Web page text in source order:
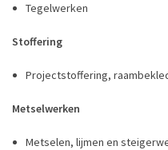
Tegelwerken
Stoffering
Projectstoffering,
Metselwerken
Metselen, lijmen en